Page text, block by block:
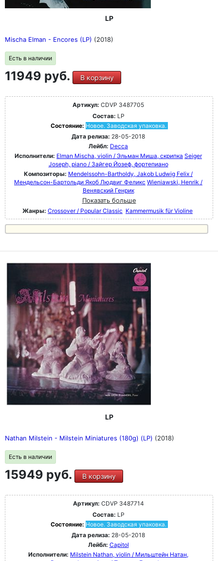
LP
Mischa Elman - Encores (LP) (2018)
Есть в наличии
11949 руб. В корзину
Артикул: CDVP 3487705
Состав: LP
Состояние: Новое. Заводская упаковка.
Дата релиза: 28-05-2018
Лейбл: Decca
Исполнители: Elman Mischa, violin / Эльман Миша, скрипка Seiger
Joseph, piano / Зайгер Йозеф, фортепиано
Композиторы: Mendelssohn-Bartholdy, Jakob Ludwig Felix /
Мендельсон-Бартольди Якоб Людвиг Феликс Wieniawski, Henrik /
Венявский Генрик
Показать больше
Жанры: Crossover / Popular Classic Kammermusik für Violine
LP
Nathan Milstein - Milstein Miniatures (180g) (LP) (2018)
Есть в наличии
15949 руб. В корзину
Артикул: CDVP 3487714
Состав: LP
Состояние: Новое. Заводская упаковка.
Дата релиза: 28-05-2018
Лейбл: Capitol
Исполнители: Milstein Nathan, violin / Мильштейн Натан,